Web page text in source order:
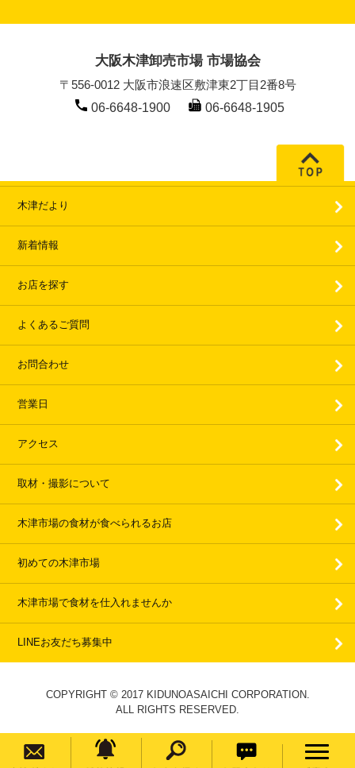
大阪木津卸売市場 市場協会
〒556-0012 大阪市浪速区敷津東2丁目2番8号
06-6648-1900
06-6648-1905
木津だより
新着情報
お店を探す
よくあるご質問
お問合わせ
営業日
アクセス
取材・撮影について
木津市場の食材が食べられるお店
初めての木津市場
木津市場で食材を仕入れませんか
LINEお友だち募集中
COPYRIGHT © 2017 KIDUNOASAICHI CORPORATION.
ALL RIGHTS RESERVED.